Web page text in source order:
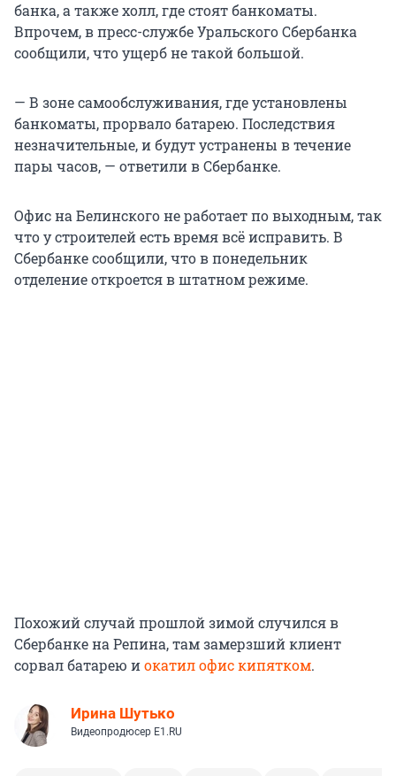
банка, а также холл, где стоят банкоматы.
Впрочем, в пресс-службе Уральского Сбербанка
сообщили, что ущерб не такой большой.
— В зоне самообслуживания, где установлены
банкоматы, прорвало батарею. Последствия
незначительные, и будут устранены в течение
пары часов, — ответили в Сбербанке.
Офис на Белинского не работает по выходным, так
что у строителей есть время всё исправить. В
Сбербанке сообщили, что в понедельник
отделение откроется в штатном режиме.
Похожий случай прошлой зимой случился в
Сбербанке на Репина, там замерзший клиент
сорвал батарею иокатил офис кипятком.
Ирина Шутько
Видеопродюсер E1.RU